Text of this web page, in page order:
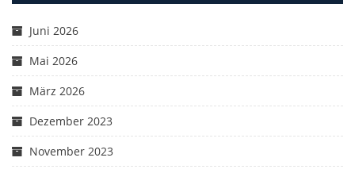
Juni 2026
Mai 2026
März 2026
Dezember 2023
November 2023